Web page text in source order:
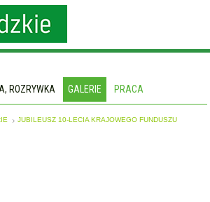
ROZRYWKA GALERIE PRACA
JUBILEUSZ 10-LECIA KRAJOWEGO FUNDUSZU